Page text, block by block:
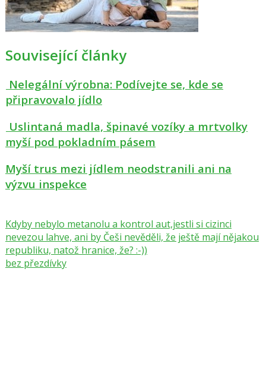
Související články
Nelegální výrobna: Podívejte se, kde se
připravovalo jídlo
Uslintaná madla, špinavé vozíky a mrtvolky
myší pod pokladním pásem
Myší trus mezi jídlem neodstranili ani na
výzvu inspekce
Kdyby nebylo metanolu a kontrol aut,jestli si cizinci
nevezou lahve, ani by Češi nevěděli, že ještě mají nějakou
republiku, natož hranice, že? :-))
bez přezdívky